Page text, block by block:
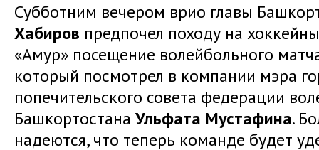
Субботним вечером врио главы
Хабиров предпочел походу на
«Амур» посещение волейбольного
который посмотрел в компании мэра
попечительского совета федерации
Башкортостана Ульфата Мустафина.
надеются, что теперь команде будет